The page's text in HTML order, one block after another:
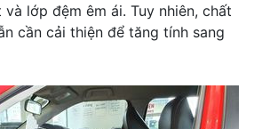
lớp đệm êm ái. Tuy nhiên, chất
cần cải thiện để tăng tính sang